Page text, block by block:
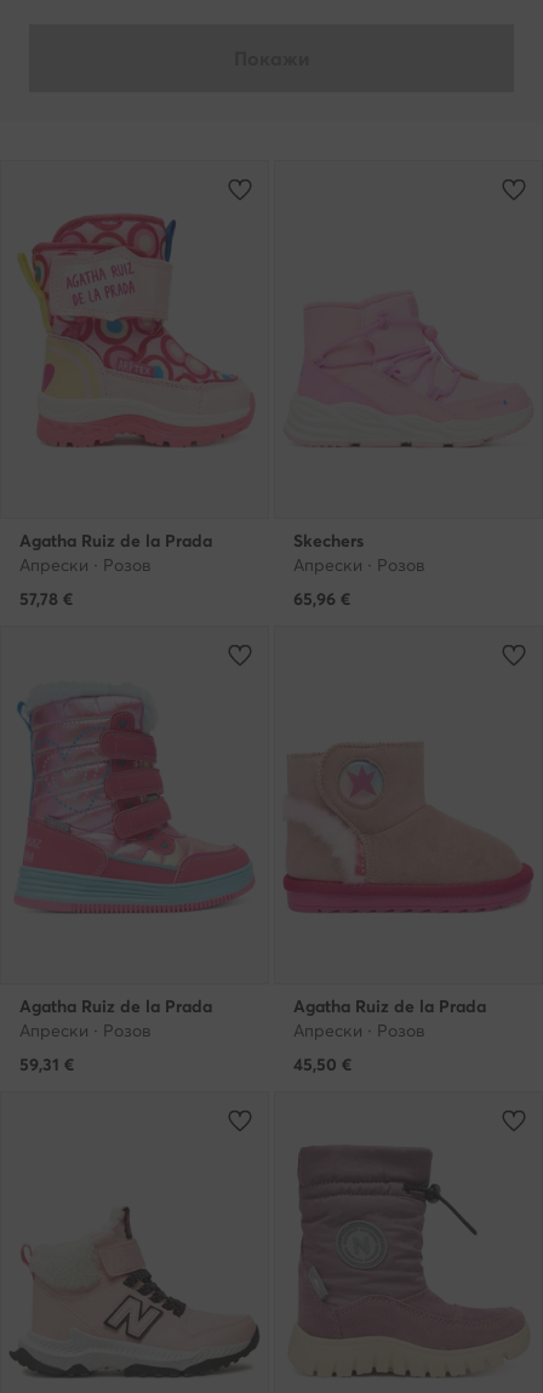
Agatha Ruiz de la Prada
Апрески · Розов
57,78 €
Skechers
Апрески · Розов
65,96 €
Agatha Ruiz de la Prada
Апрески · Розов
59,31 €
Agatha Ruiz de la Prada
Апрески · Розов
45,50 €